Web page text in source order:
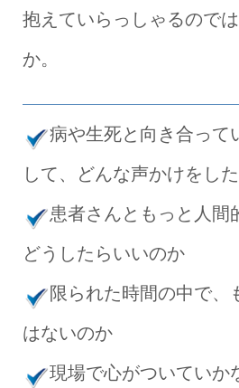
抱えていらっしゃるので
か。
病や生死と向き合って
して、どんな声かけをし
患者さんともっと人間
どうしたらいいのか
限られた時間の中で、
はないのか
現場で心がついていか